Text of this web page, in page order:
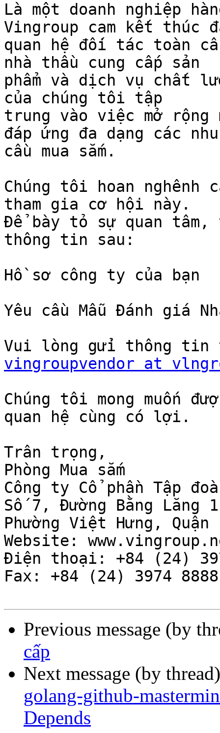
Là một doanh nghiệp
Vingroup cam kết thúc
quan hệ đối tác toàn
nhà thầu cung cấp sản
phẩm và dịch vụ chất
của chúng tôi tập
trung vào việc mở rộng
đáp ứng đa dạng các
cầu mua sắm.
Chúng tôi hoan
tham gia cơ hội này.
Để bày tỏ sự quan tâm,
thông tin sau:
Hồ sơ công ty của bạn
Yêu cầu Mẫu Đánh giá
vingroupvendor at
Chúng tôi mong muốn
quan hệ cùng có lợi.
Trân trọng,
Phòng Mua sắm
Công ty Cổ phần Tập
Số 7, Đường Bằng Lăng 1
Phường Việt Hưng,
Website:
Điện thoại: ‪+84 (24)
Fax: ‪+84 (24) 3974 8888
Previous message (by
cấp
Next message (by
golang-github-
Depends